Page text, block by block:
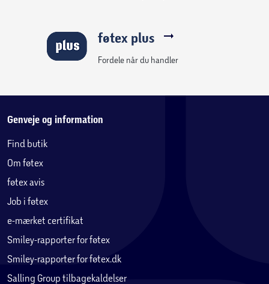
føtex plus
Fordele når du handler
Genveje og information
Find butik
Om føtex
føtex avis
Job i føtex
e-mærket certifikat
Smiley-rapporter for føtex
Smiley-rapporter for føtex.dk
Salling Group tilbagekaldelser